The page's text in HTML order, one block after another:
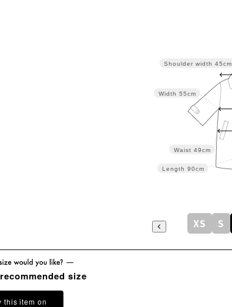
Length 90cm
Waist 49cm
Width 55cm
Shoulder width 45cm
XS S
size
this item on